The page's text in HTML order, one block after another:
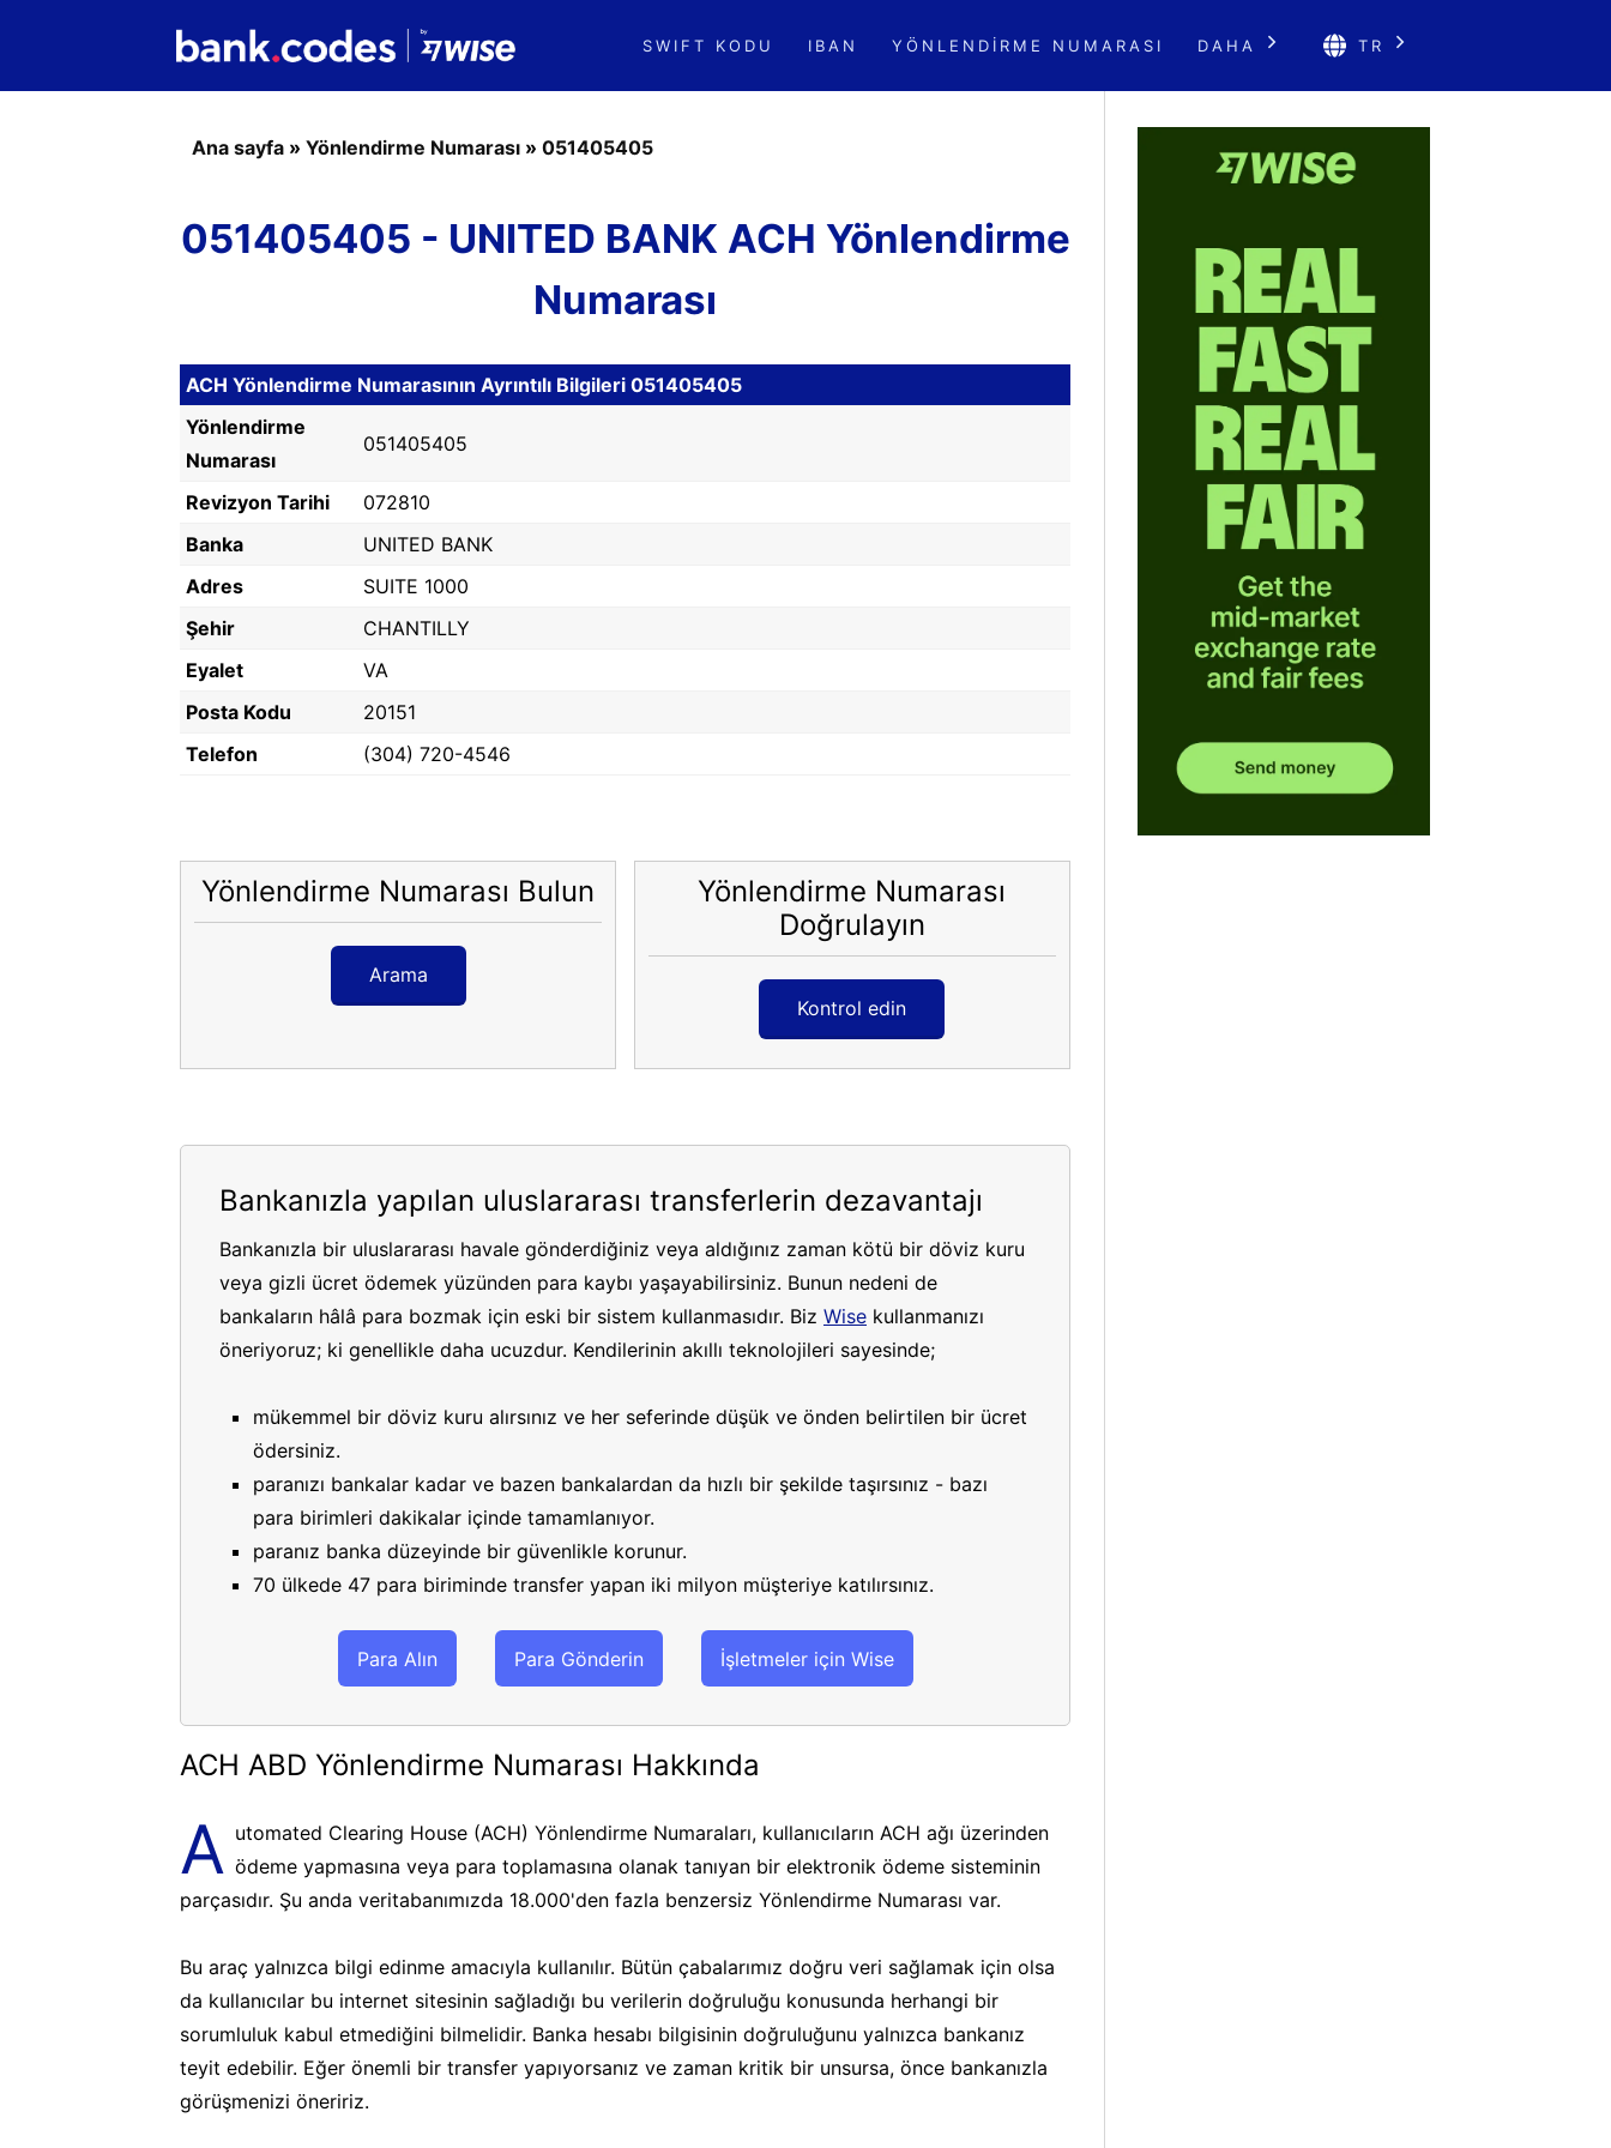
SWIFT KODU IBAN YÖNLENDIRME NUMARASI DAHA TR
Ana sayfa » Yönlendirme Numarası » 051405405
051405405 - UNITED BANK ACH Yönlendirme
Numarası
ACH Yönlendirme Numarasının Ayrıntılı Bilgileri 051405405
Yönlendirme
Numarası
051405405
Revizyon Tarihi
072810
Banka
UNITED BANK
Adres
SUITE 1000
Şehir
CHANTILLY
Eyalet
VA
Posta Kodu
20151
Telefon
(304) 720-4546
Yönlendirme Numarası Bulun
Arama
Yönlendirme Numarası
Doğrulayın
Kontrol edin
Bankanızla yapılan uluslararası transferlerin dezavantajı
Bankanızla bir uluslararası havale gönderdiğiniz veya aldığınız zaman kötü bir döviz kuru
veya gizli ücret ödemek yüzünden para kaybı yaşayabilirsiniz. Bunun nedeni de
bankaların hâlâ para bozmak için eski bir sistem kullanmasıdır. Biz Wise kullanmanızı
öneriyoruz; ki genellikle daha ucuzdur. Kendilerinin akıllı teknolojileri sayesinde;
mükemmel bir döviz kuru alırsınız ve her seferinde düşük ve önden belirtilen bir ücret
ödersiniz.
paranızı bankalar kadar ve bazen bankalardan da hızlı bir şekilde taşırsınız - bazı
para birimleri dakikalar içinde tamamlanıyor.
paranız banka düzeyinde bir güvenlikle korunur.
70 ülkede 47 para biriminde transfer yapan iki milyon müşteriye katılırsınız.
Para Alın Para Gönderin İşletmeler için Wise
ACH ABD Yönlendirme Numarası Hakkında
A utomated Clearing House (ACH) Yönlendirme Numaraları, kullanıcıların ACH ağı üzerinden
ödeme yapmasına veya para toplamasına olanak tanıyan bir elektronik ödeme sisteminin
parçasıdır. Şu anda veritabanımızda 18.000'den fazla benzersiz Yönlendirme Numarası var.
Bu araç yalnızca bilgi edinme amacıyla kullanılır. Bütün çabalarımız doğru veri sağlamak için olsa
da kullanıcılar bu internet sitesinin sağladığı bu verilerin doğruluğu konusunda herhangi bir
sorumluluk kabul etmediğini bilmelidir. Banka hesabı bilgisinin doğruluğunu yalnızca bankanız
teyit edebilir. Eğer önemli bir transfer yapıyorsanız ve zaman kritik bir unsursa, önce bankanızla
görüşmenizi öneririz.